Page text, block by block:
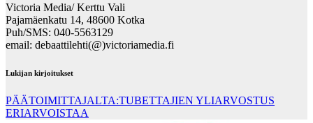
Victoria Media/ Kerttu Vali
Pajamäenkatu 14, 48600 Kotka
Puh/SMS: 040-5563129
email: debaattilehti(@)victoriamedia.fi
Lukijan kirjoitukset
PÄÄTOIMITTAJALTA:TUBETTAJIEN YLIARVOSTUS
ERIARVOISTAA